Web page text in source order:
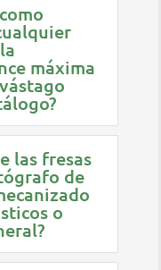
máxima
las fresas
de
o